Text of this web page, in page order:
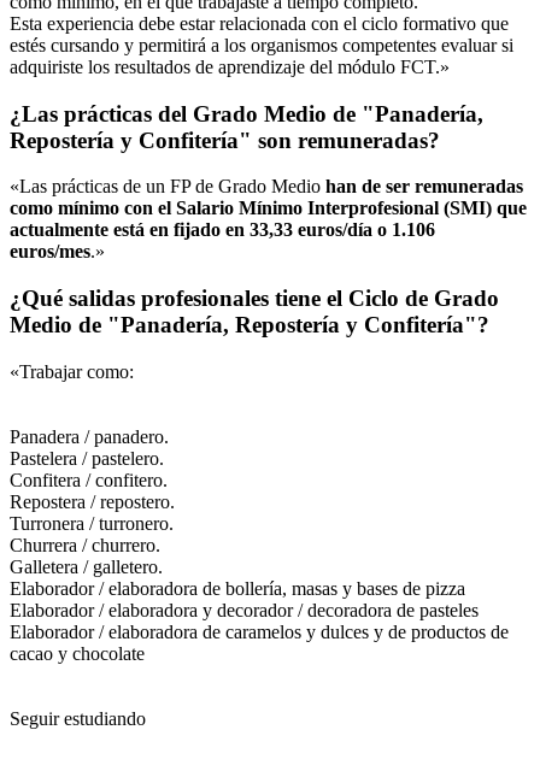
Esta experiencia debe estar relacionada con el ciclo formativo que
estés cursando y permitirá a los organismos competentes evaluar si
adquiriste los resultados de aprendizaje del módulo FCT.»
¿Las prácticas del Grado Medio de "Panadería,
Repostería y Confitería" son remuneradas?
«Las prácticas de un FP de Grado Medio han de ser remuneradas
como mínimo con el Salario Mínimo Interprofesional (SMI) que
actualmente está en fijado en 33,33 euros/día o 1.106
euros/mes.»
¿Qué salidas profesionales tiene el Ciclo de Grado
Medio de "Panadería, Repostería y Confitería"?
«Trabajar como:
Panadera / panadero.
Pastelera / pastelero.
Confitera / confitero.
Repostera / repostero.
Turronera / turronero.
Churrera / churrero.
Galletera / galletero.
Elaborador / elaboradora de bollería, masas y bases de pizza
Elaborador / elaboradora y decorador / decoradora de pasteles
Elaborador / elaboradora de caramelos y dulces y de productos de
cacao y chocolate
Seguir estudiando